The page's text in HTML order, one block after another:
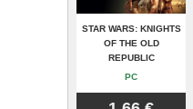
STAR WARS: KNIGHTS
OF THE OLD
REPUBLIC
PC